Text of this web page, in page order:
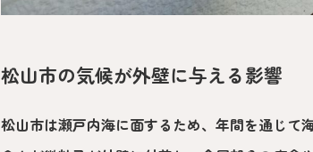
松山市の気候が外壁に与える影響
松山市は瀬戸内海に面するため、年間を通じて